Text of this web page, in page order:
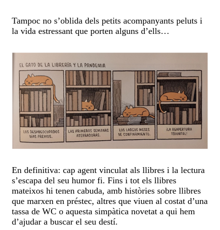
Tampoc no s’oblida dels petits acompanyants peluts i
la vida estressant que porten alguns d’ells…
En definitiva: cap agent vinculat als llibres i la lectura
s’escapa del seu humor fi. Fins i tot els llibres
mateixos hi tenen cabuda, amb històries sobre llibres
que marxen en préstec, altres que viuen al costat d’una
tassa de WC o aquesta simpàtica novetat a qui hem
d’ajudar a buscar el seu destí.